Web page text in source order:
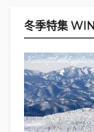
官方網站顯示
我慢慢散步慢
差不多日落了
（¥250單程
程），17:35
五色沼只是裏
冬季特集